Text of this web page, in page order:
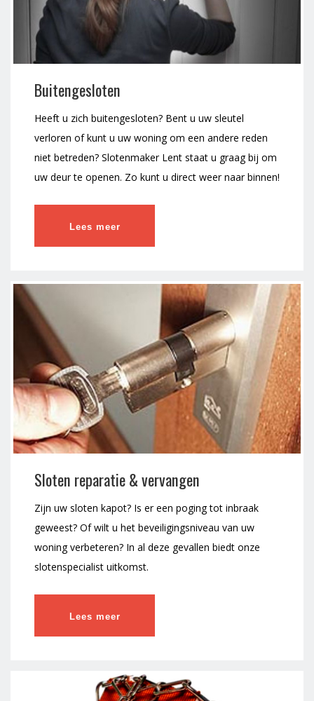
Buitengesloten
Heeft u zich buitengesloten? Bent u uw sleutel
verloren of kunt u uw woning om een andere reden
niet betreden? Slotenmaker Lent staat u graag bij om
uw deur te openen. Zo kunt u direct weer naar binnen!
Lees meer
Sloten reparatie & vervangen
Zijn uw sloten kapot? Is er een poging tot inbraak
geweest? Of wilt u het beveiligingsniveau van uw
woning verbeteren? In al deze gevallen biedt onze
slotenspecialist uitkomst.
Lees meer